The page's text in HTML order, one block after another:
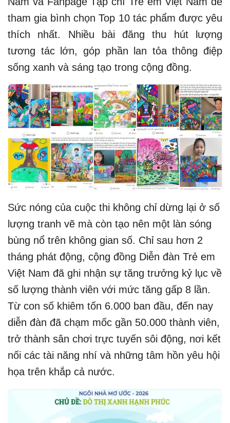
tham gia bình chọn Top 10 tác phẩm được yêu
thích nhất. Nhiều bài đăng thu hút lượng
tương tác lớn, góp phần lan tỏa thông điệp
sống xanh và sáng tạo trong cộng đồng.
Sức nóng của cuộc thi không chỉ dừng lại ở số
lượng tranh vẽ mà còn tạo nên một làn sóng
bùng nổ trên không gian số. Chỉ sau hơn 2
tháng phát động, cộng đồng Diễn đàn Trẻ em
Việt Nam đã ghi nhận sự tăng trưởng kỷ lục về
số lượng thành viên với mức tăng gấp 8 lần.
Từ con số khiêm tốn 6.000 ban đầu, đến nay
diễn đàn đã chạm mốc gần 50.000 thành viên,
trở thành sân chơi trực tuyến sôi động, nơi kết
nối các tài năng nhí và những tâm hồn yêu hội
họa trên khắp cả nước.